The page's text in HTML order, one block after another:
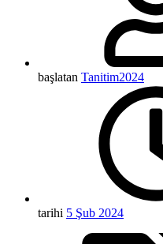
başlatan Tanitim2024
tarihi 5 Şub 2024